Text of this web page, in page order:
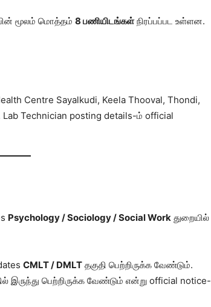
மூலம் மொத்தம் 8 பணியிடங்கள்நிரப்பப்பட உள்ளன.
Centre Sayalkudi, Keela Thooval, Thondi,
Technician posting details-ம் official
Psychology / Sociology / Social Work துறையில்
CMLT / DMLT தகுதி பெற்றிருக்க வேண்டும்.
இருந்து பெற்றிருக்க வேண்டும் என்று official notice-